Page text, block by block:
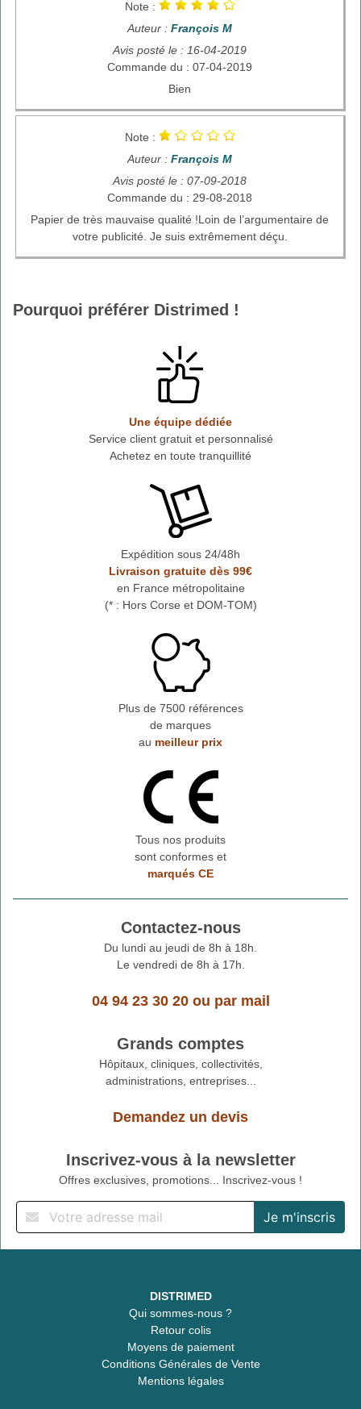
Note :
Auteur : François M
Avis posté le : 16-04-2019
Commande du : 07-04-2019
Bien
Note :
Auteur : François M
Avis posté le : 07-09-2018
Commande du : 29-08-2018
Papier de très mauvaise qualité !Loin de l’argumentaire de
votre publicité. Je suis extrêmement déçu.
Pourquoi préférer Distrimed !
Une équipe dédiée
Service client gratuit et personnalisé
Achetez en toute tranquillité
Expédition sous 24/48h
Livraison gratuite dès 99€
en France métropolitaine
(* : Hors Corse et DOM-TOM)
Plus de 7500 références
de marques
au meilleur prix
Tous nos produits
sont conformes et
marqués CE
Contactez-nous
Du lundi au jeudi de 8h à 18h.
Le vendredi de 8h à 17h.
04 94 23 30 20ou par mail
Grands comptes
Hôpitaux, cliniques, collectivités,
administrations, entreprises...
Demandez un devis
Inscrivez-vous à la newsletter
Offres exclusives, promotions... Inscrivez-vous !
DISTRIMED
Qui sommes-nous ?
Retour colis
Moyens de paiement
Conditions Générales de Vente
Mentions légales